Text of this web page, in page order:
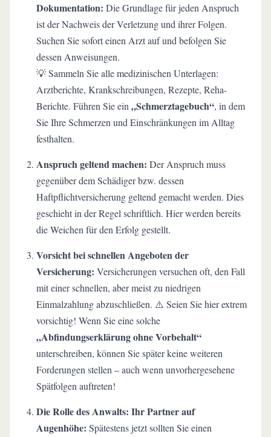
Dokumentation: Die Grundlage für jeden Anspruch
ist der Nachweis der Verletzung und ihrer Folgen.
Suchen Sie sofort einen Arzt auf und befolgen Sie
dessen Anweisungen.
💡 Sammeln Sie alle medizinischen Unterlagen:
Arztberichte, Krankschreibungen, Rezepte, Reha-
Berichte. Führen Sie ein „Schmerztagebuch“, in dem
Sie Ihre Schmerzen und Einschränkungen im Alltag
festhalten.
Anspruch geltend machen: Der Anspruch muss
gegenüber dem Schädiger bzw. dessen
Haftpflichtversicherung geltend gemacht werden. Dies
geschieht in der Regel schriftlich. Hier werden bereits
die Weichen für den Erfolg gestellt.
Vorsicht bei schnellen Angeboten der
Versicherung: Versicherungen versuchen oft, den Fall
mit einer schnellen, aber meist zu niedrigen
Einmalzahlung abzuschließen. ⚠️ Seien Sie hier extrem
vorsichtig! Wenn Sie eine solche
„Abfindungserklärung ohne Vorbehalt“
unterschreiben, können Sie später keine weiteren
Forderungen stellen – auch wenn unvorhergesehene
Spätfolgen auftreten!
Die Rolle des Anwalts: Ihr Partner auf
Augenhöhe: Spätestens jetzt sollten Sie einen